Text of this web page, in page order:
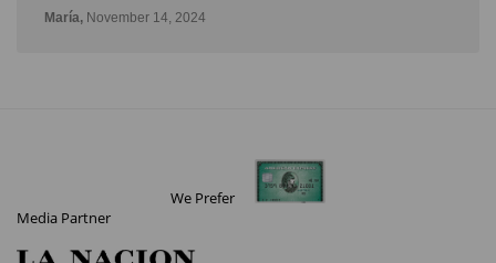
María, November 14, 2024
We Prefer
Media Partner